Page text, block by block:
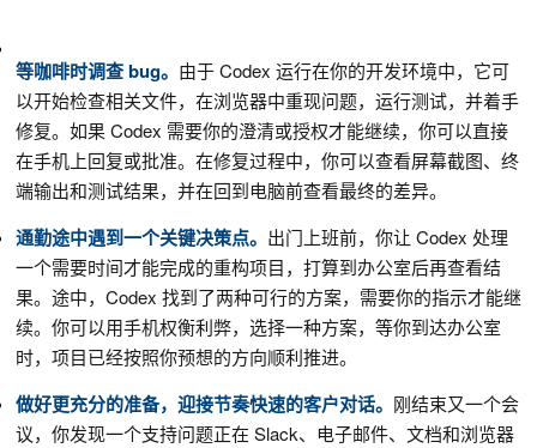
等咖啡时调查 bug。 由于 Codex 运行在你的开发环境中，它可
以开始检查相关文件，在浏览器中重现问题，运行测试，并着手
修复。如果 Codex 需要你的澄清或授权才能继续，你可以直接
在手机上回复或批准。在修复过程中，你可以查看屏幕截图、终
端输出和测试结果，并在回到电脑前查看最终的差异。
通勤途中遇到一个关键决策点。 出门上班前，你让 Codex 处理
一个需要时间才能完成的重构项目，打算到办公室后再查看结
果。途中，Codex 找到了两种可行的方案，需要你的指示才能继
续。你可以用手机权衡利弊，选择一种方案，等你到达办公室
时，项目已经按照你预想的方向顺利推进。
做好更充分的准备，迎接节奏快速的客户对话。 刚结束又一个会
议，你发现一个支持问题正在 Slack、电子邮件、文档和浏览器